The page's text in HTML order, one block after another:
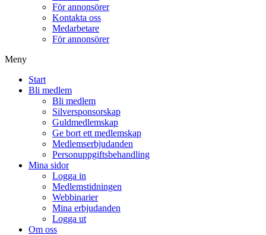
För annonsörer
Kontakta oss
Medarbetare
För annonsörer
Meny
Start
Bli medlem
Bli medlem
Silversponsorskap
Guldmedlemskap
Ge bort ett medlemskap
Medlemserbjudanden
Personuppgiftsbehandling
Mina sidor
Logga in
Medlemstidningen
Webbinarier
Mina erbjudanden
Logga ut
Om oss